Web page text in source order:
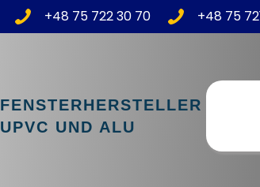
+48 75 722 30 70 +48 75
FENSTERHERSTELLER
UPVC UND ALU